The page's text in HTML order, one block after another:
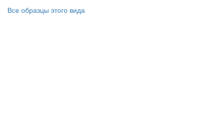
Все образцы этого вида